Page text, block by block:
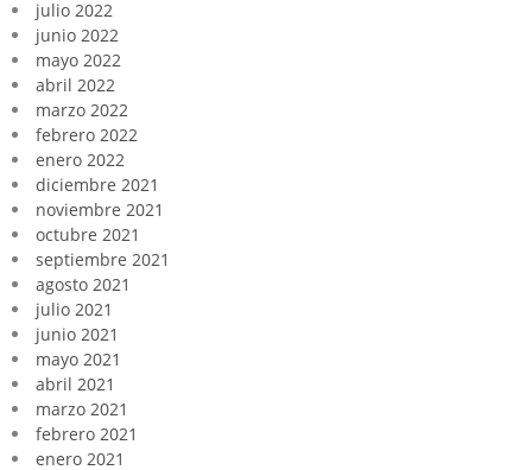
julio 2022
junio 2022
mayo 2022
abril 2022
marzo 2022
febrero 2022
enero 2022
diciembre 2021
noviembre 2021
octubre 2021
septiembre 2021
agosto 2021
julio 2021
junio 2021
mayo 2021
abril 2021
marzo 2021
febrero 2021
enero 2021